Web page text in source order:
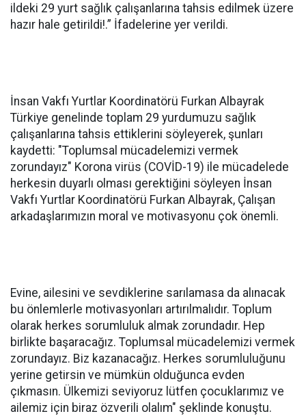
ildeki 29 yurt sağlık çalışanlarına tahsis edilmek üzere
hazır hale getirildi!.” İfadelerine yer verildi.
İnsan Vakfı Yurtlar Koordinatörü Furkan Albayrak
Türkiye genelinde toplam 29 yurdumuzu sağlık
çalışanlarına tahsis ettiklerini söyleyerek, şunları
kaydetti: "Toplumsal mücadelemizi vermek
zorundayız" Korona virüs (COVİD-19) ile mücadelede
herkesin duyarlı olması gerektiğini söyleyen İnsan
Vakfı Yurtlar Koordinatörü Furkan Albayrak, Çalışan
arkadaşlarımızın moral ve motivasyonu çok önemli.
Evine, ailesini ve sevdiklerine sarılamasa da alınacak
bu önlemlerle motivasyonları artırılmalıdır. Toplum
olarak herkes sorumluluk almak zorundadır. Hep
birlikte başaracağız. Toplumsal mücadelemizi vermek
zorundayız. Biz kazanacağız. Herkes sorumluluğunu
yerine getirsin ve mümkün olduğunca evden
çıkmasın. Ülkemizi seviyoruz lütfen çocuklarımız ve
ailemiz için biraz özverili olalım" şeklinde konuştu.